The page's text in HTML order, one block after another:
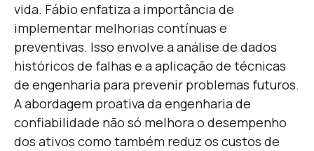
vida. Fábio enfatiza a importância de
implementar melhorias contínuas e
preventivas. Isso envolve a análise de dados
históricos de falhas e a aplicação de técnicas
de engenharia para prevenir problemas futuros.
A abordagem proativa da engenharia de
confiabilidade não só melhora o desempenho
dos ativos como também reduz os custos de